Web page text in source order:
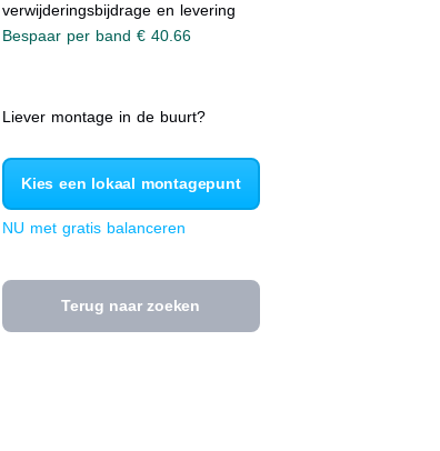
verwijderingsbijdrage en levering
Bespaar per band € 40.66
Liever montage in de buurt?
Kies een lokaal montagepunt
NU met gratis balanceren
Terug naar zoeken